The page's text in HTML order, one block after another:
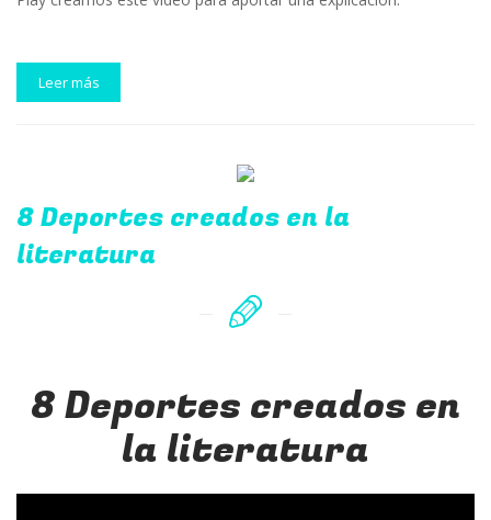
Leer más
8 Deportes creados en la
literatura
8 Deportes creados en
la literatura